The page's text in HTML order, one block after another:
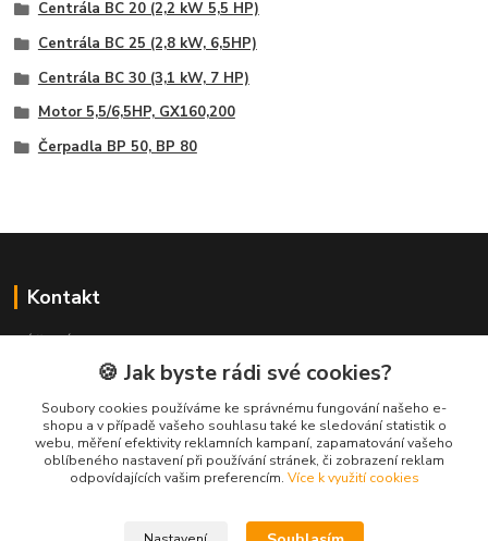
Centrála BC 20 (2,2 kW 5,5 HP)
Centrála BC 25 (2,8 kW, 6,5HP)
Centrála BC 30 (3,1 kW, 7 HP)
Motor 5,5/6,5HP, GX160,200
Čerpadla BP 50, BP 80
Kontakt
+420 481 621 329
centraly@enhlava.cz
🍪 Jak byste rádi své cookies?
Soubory cookies používáme ke správnému fungování našeho e-
shopu a v případě vašeho souhlasu také ke sledování statistik o
webu, měření efektivity reklamních kampaní, zapamatování vašeho
oblíbeného nastavení při používání stránek, či zobrazení reklam
odpovídajících vašim preferencím. Více k využití cookies